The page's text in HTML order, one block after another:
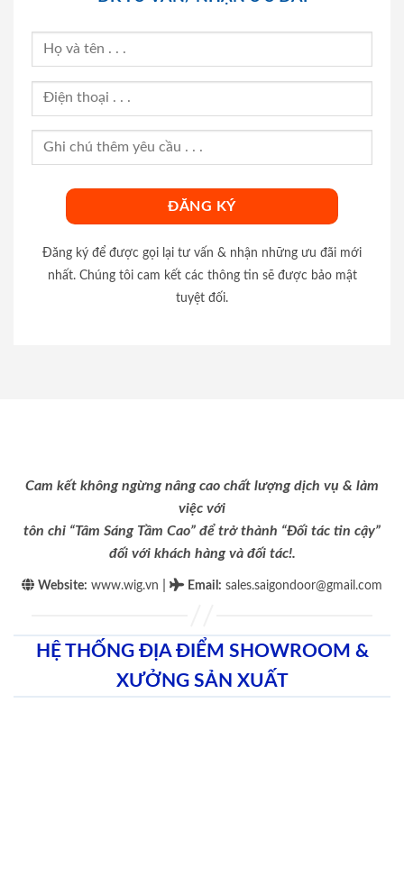
Đăng ký để được gọi lại tư vấn & nhận những ưu đãi mới
nhất. Chúng tôi cam kết các thông tin sẽ được bảo mật
tuyệt đối.
Cam kết không ngừng nâng cao chất lượng dịch vụ & làm
việc với
tôn chỉ “Tâm Sáng Tầm Cao” để trở thành “Đối tác tin cậy”
đối với khách hàng và đối tác!.
Website: www.wig.vn Email : sales.saigondoor@gmail.com
HỆ THỐNG ĐỊA ĐIỂM SHOWROOM &
XƯỞNG SẢN XUẤT